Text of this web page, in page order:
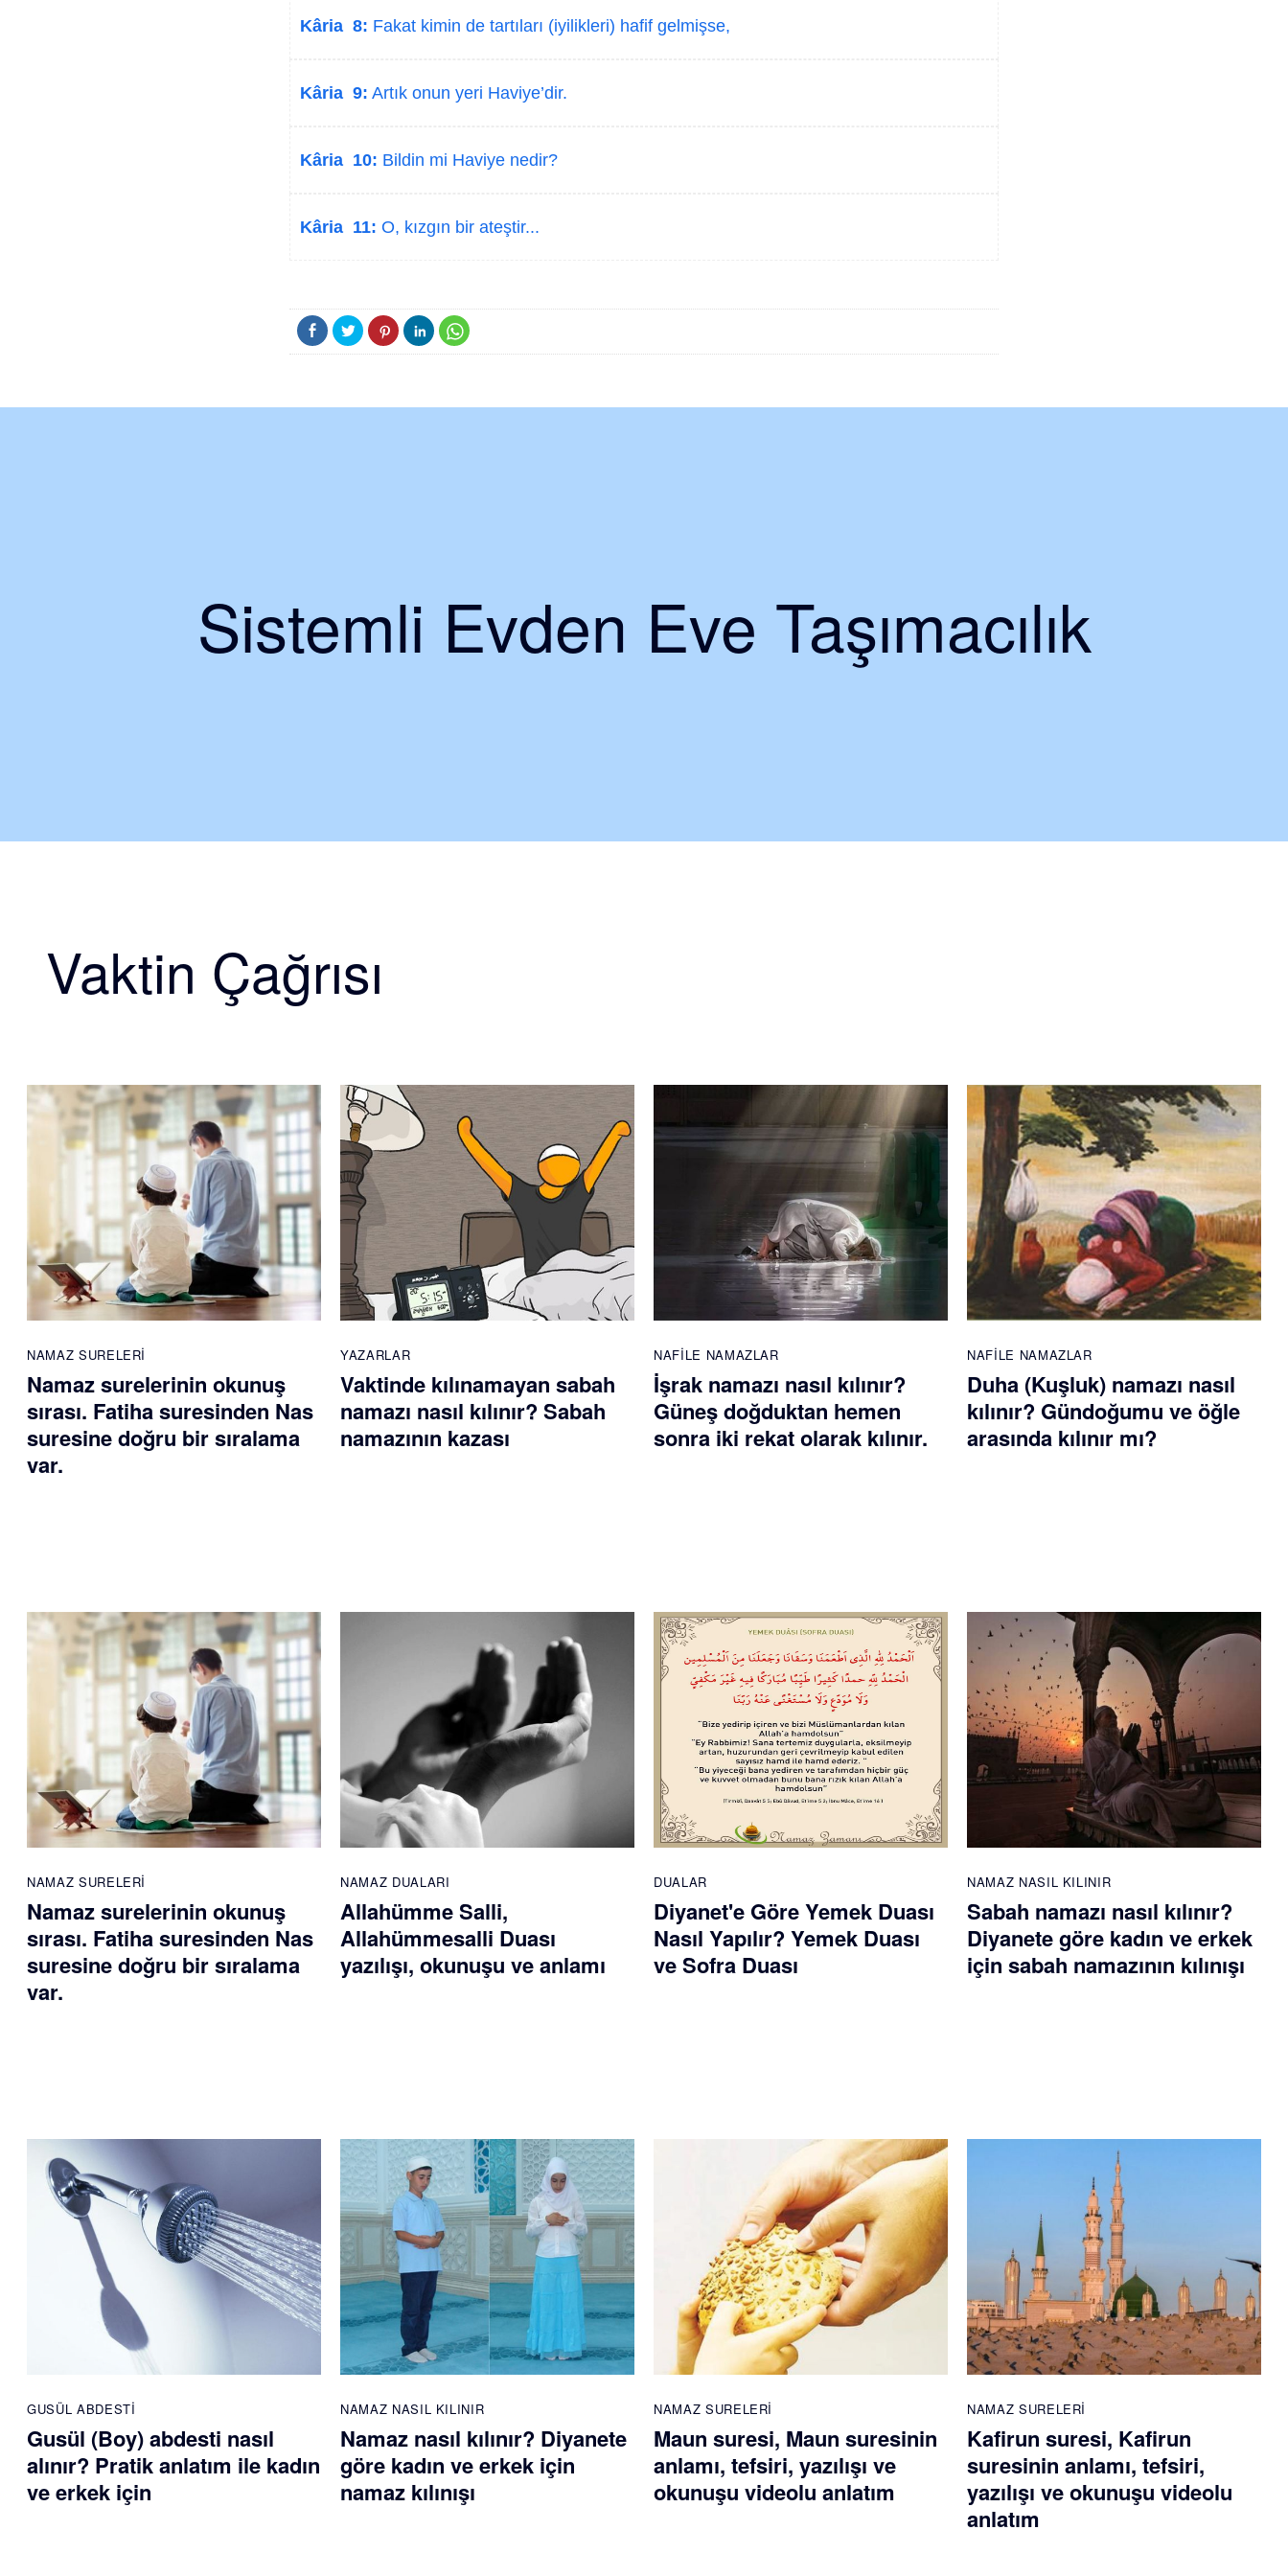
Kâria 8: Fakat kimin de tartıları (iyilikleri) hafif gelmişse,
Kâria 9: Artık onun yeri Haviye’dir.
Kâria 10: Bildin mi Haviye nedir?
Kâria 11: O, kızgın bir ateştir...
Sistemli Evden Eve Taşımacılık
Vaktin Çağrısı
NAMAZ SURELERI
Namaz surelerinin okunuş
sırası. Fatiha suresinden Nas
suresine doğru bir sıralama
var.
YAZARLAR
Vaktinde kılınamayan sabah
namazı nasıl kılınır? Sabah
namazının kazası
NAFILE NAMAZLAR
İşrak namazı nasıl kılınır?
Güneş doğduktan hemen
sonra iki rekat olarak kılınır.
NAFILE NAMAZLAR
Duha (Kuşluk) namazı nasıl
kılınır? Gündoğumu ve öğle
arasında kılınır mı?
NAMAZ SURELERI
Namaz surelerinin okunuş
sırası. Fatiha suresinden Nas
suresine doğru bir sıralama
var.
NAMAZ DUALARI
Allahümme Salli,
Allahümmesalli Duası
yazılışı, okunuşu ve anlamı
DUALAR
Diyanet'e Göre Yemek Duası
Nasıl Yapılır? Yemek Duası
ve Sofra Duası
NAMAZ NASIL KILINIR
Sabah namazı nasıl kılınır?
Diyanete göre kadın ve erkek
için sabah namazının kılınışı
GUSÜL ABDESTI
Gusül (Boy) abdesti nasıl
alınır? Pratik anlatım ile kadın
ve erkek için
NAMAZ NASIL KILINIR
Namaz nasıl kılınır? Diyanete
göre kadın ve erkek için
namaz kılınışı
NAMAZ SURELERI
Maun suresi, Maun suresinin
anlamı, tefsiri, yazılışı ve
okunuşu videolu anlatım
NAMAZ SURELERI
Kafirun suresi, Kafirun
suresinin anlamı, tefsiri,
yazılışı ve okunuşu videolu
anlatım